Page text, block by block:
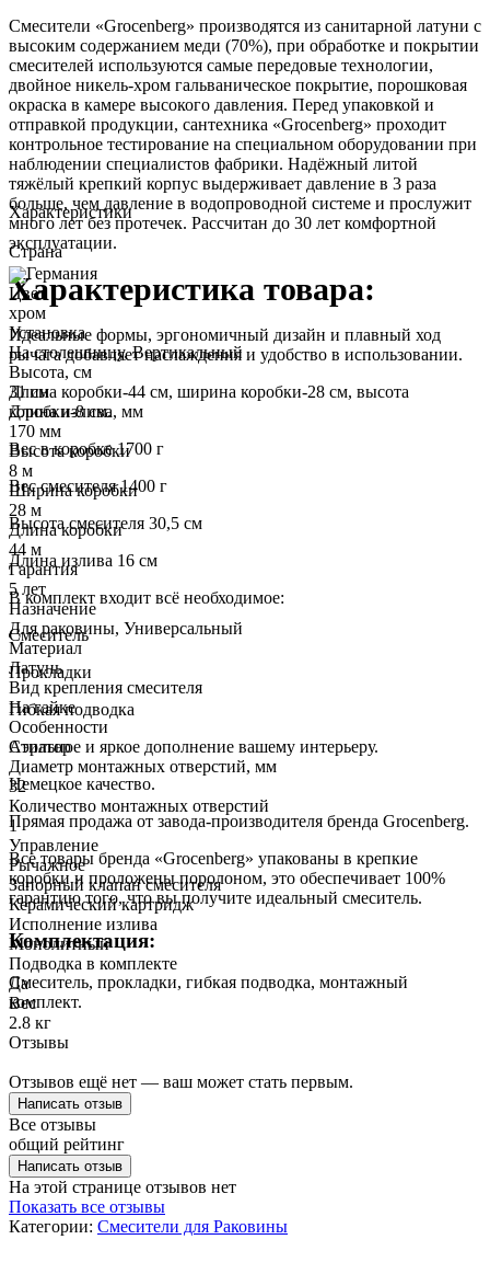
Смесители «Grocenberg» производятся из санитарной латуни с
высоким содержанием меди (70%), при обработке и покрытии
смесителей используются самые передовые технологии,
двойное никель-хром гальваническое покрытие, порошковая
окраска в камере высокого давления. Перед упаковкой и
отправкой продукции, сантехника «Grocenberg» проходит
контрольное тестирование на специальном оборудовании при
наблюдении специалистов фабрики. Надёжный литой
тяжёлый крепкий корпус выдерживает давление в 3 раза
больше, чем давление в водопроводной системе и прослужит
много лет без протечек. Рассчитан до 30 лет комфортной
эксплуатации.
Характеристика товара:
Идеальные формы, эргономичный дизайн и плавный ход
рычага добавляет наслаждения и удобство в использовании.
Длина коробки-44 см, ширина коробки-28 см, высота
коробки-8 см.
Вес в коробке 1700 г
Вес смесителя 1400 г
Высота смесителя 30,5 см
Длина излива 16 см
В комплект входит всё необходимое:
Смеситель
Прокладки
Гибкая подводка
Стильное и яркое дополнение вашему интерьеру.
Немецкое качество.
Прямая продажа от завода-производителя бренда Grocenberg.
Все товары бренда «Grocenberg» упакованы в крепкие
коробки и проложены поролоном, это обеспечивает 100%
гарантию того, что вы получите идеальный смеситель.
Комплектация:
Смеситель, прокладки, гибкая подводка, монтажный
комплект.
Характеристики
Страна
Германия
Цвет
хром
Установка
На столешницу, Вертикальный
Высота, см
31 см
Длина излива, мм
170 мм
Высота коробки
8 м
Ширина коробки
28 м
Длина коробки
44 м
Гарантия
5 лет
Назначение
Для раковины, Универсальный
Материал
Латунь
Вид крепления смесителя
На гайке
Особенности
Аэратор
Диаметр монтажных отверстий, мм
32
Количество монтажных отверстий
1
Управление
Рычажное
Запорный клапан смесителя
Керамический картридж
Исполнение излива
Монолитный
Подводка в комплекте
Да
Вес
2.8 кг
Отзывы
Отзывов ещё нет — ваш может стать первым.
Написать отзыв
Все отзывы
общий рейтинг
Написать отзыв
На этой странице отзывов нет
Показать все отзывы
Категории: Смесители для Раковины